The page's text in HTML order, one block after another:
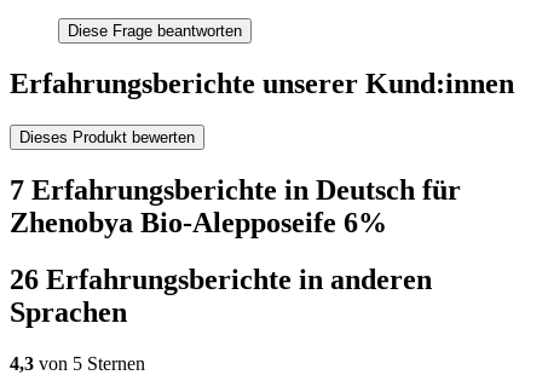
Diese Frage beantworten
Erfahrungsberichte unserer Kund:innen
Dieses Produkt bewerten
7 Erfahrungsberichte in Deutsch für
Zhenobya Bio-Alepposeife 6%
26 Erfahrungsberichte in anderen
Sprachen
4,3 von 5 Sternen